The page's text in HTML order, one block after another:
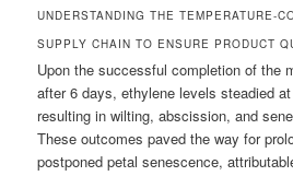
UNDERSTANDING THE TEMPERATURE-
SUPPLY CHAIN TO ENSURE PRODUCT
Upon the successful completion of the
after 6 days, ethylene levels steadied
resulting in wilting, abscission, and
These outcomes paved the way for
postponed petal senescence,